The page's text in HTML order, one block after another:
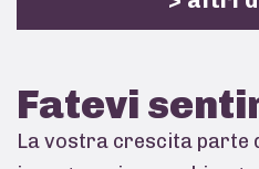
Fatevi
La vostra crescita parte